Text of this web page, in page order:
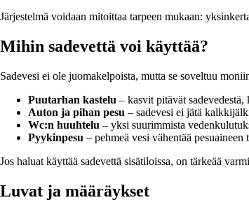
Järjestelmä voidaan mitoittaa tarpeen mukaan:
Mihin sadevettä voi käyttää?
Sadevesi ei ole juomakelpoista, mutta se soveltuu
Puutarhan kastelu – kasvit pitävät
Auton ja pihan pesu – sadevesi ei jätä
Wc:n huuhtelu – yksi suurimmista
Pyykinpesu – pehmeä vesi vähentää
Jos haluat käyttää sadevettä sisätiloissa, on tärkeää
Luvat ja määräykset